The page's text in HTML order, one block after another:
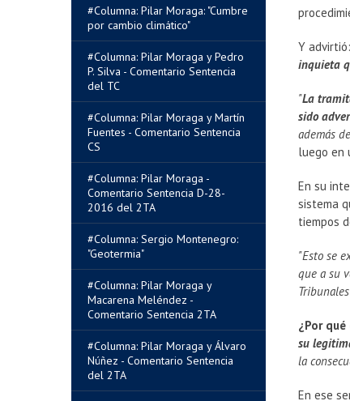
#Columna: Pilar Moraga y Álvaro
Núñez - Comentario Sentencia
del 2TA
#Columna: Pilar Moraga y
Macarena Meléndez -
Comentario Sentencia 2TA
#Columna: Sergio Montenegro:
"Geotermia"
#Columna: Pilar Moraga -
Comentario Sentencia D-28-
2016 del 2TA
#Columna: Pilar Moraga y Martín
Fuentes - Comentario Sentencia
CS
#Columna: Pilar Moraga y Pedro
P. Silva - Comentario Sentencia
del TC
#Columna: Pilar Moraga: "Cumbre
por cambio climático"
Y advirtió:
inquieta
"La
sido
además
luego en
En su
sistema
tiempos
"Esto se
que a su
¿Por
su
la
En ese